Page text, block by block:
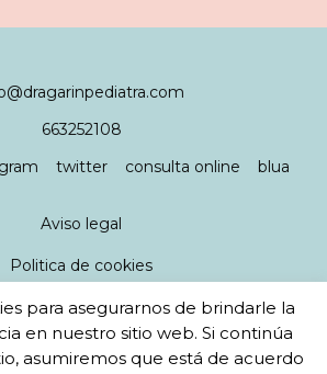
663252108
twitter consulta online blua
Aviso legal
Politica de cookies
Política de privacidad
para asegurarnos de brindarle la
en nuestro sitio web. Si continúa
asumiremos que está de acuerdo